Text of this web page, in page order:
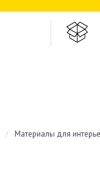
/ Материалы для